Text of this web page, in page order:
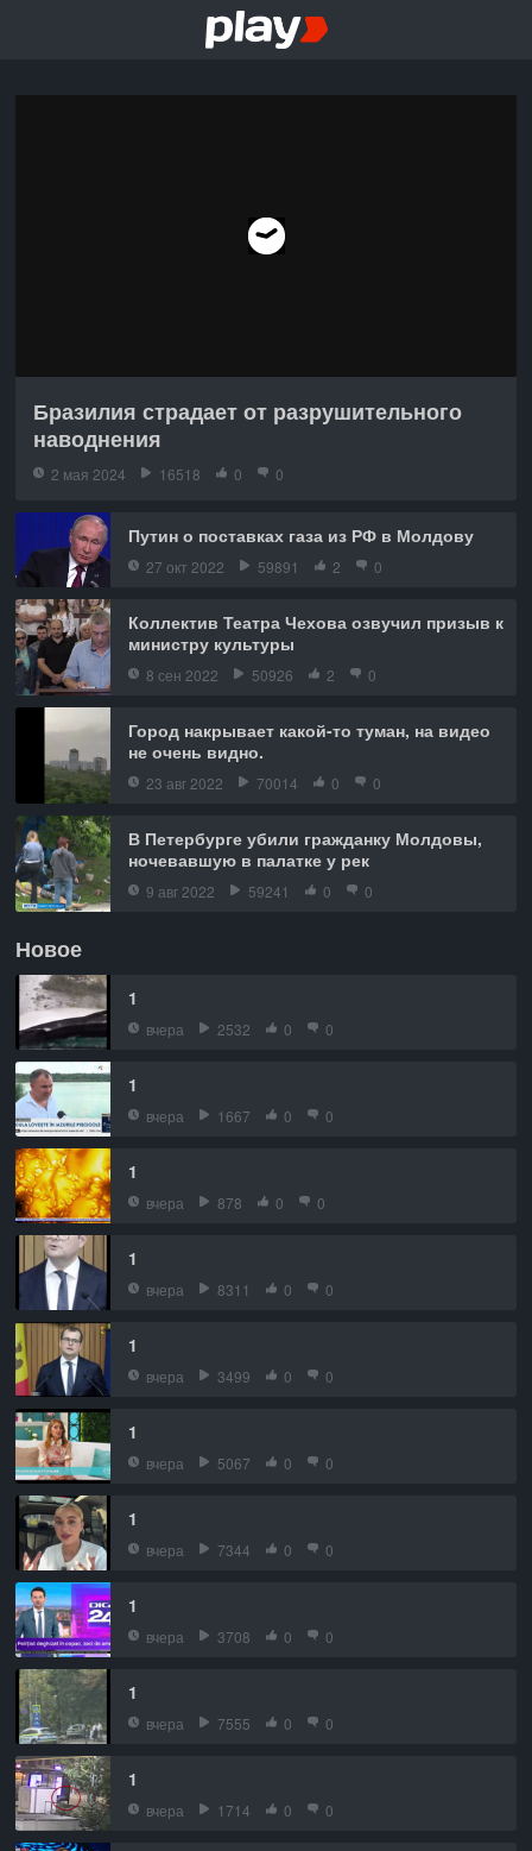
Бразилия страдает от разрушительного
наводнения
2 мая 2024 16518 0 0
Путин о поставках газа из РФ в Молдову
27 окт 2022 59891 2 0
Коллектив Театра Чехова озвучил призыв к
министру культуры
8 сен 2022 50926 2 0
Город накрывает какой-то туман, на видео
не очень видно.
23 авг 2022 70014 0 0
В Петербурге убили гражданку Молдовы,
ночевавшую в палатке у рек
9 авг 2022 59241 0 0
Новое
1
вчера 2532 0 0
1
вчера 1667 0 0
1
вчера 878 0 0
1
вчера 8311 0 0
1
вчера 3499 0 0
1
вчера 5067 0 0
1
вчера 7344 0 0
1
вчера 3708 0 0
1
вчера 7555 0 0
1
вчера 1714 0 0